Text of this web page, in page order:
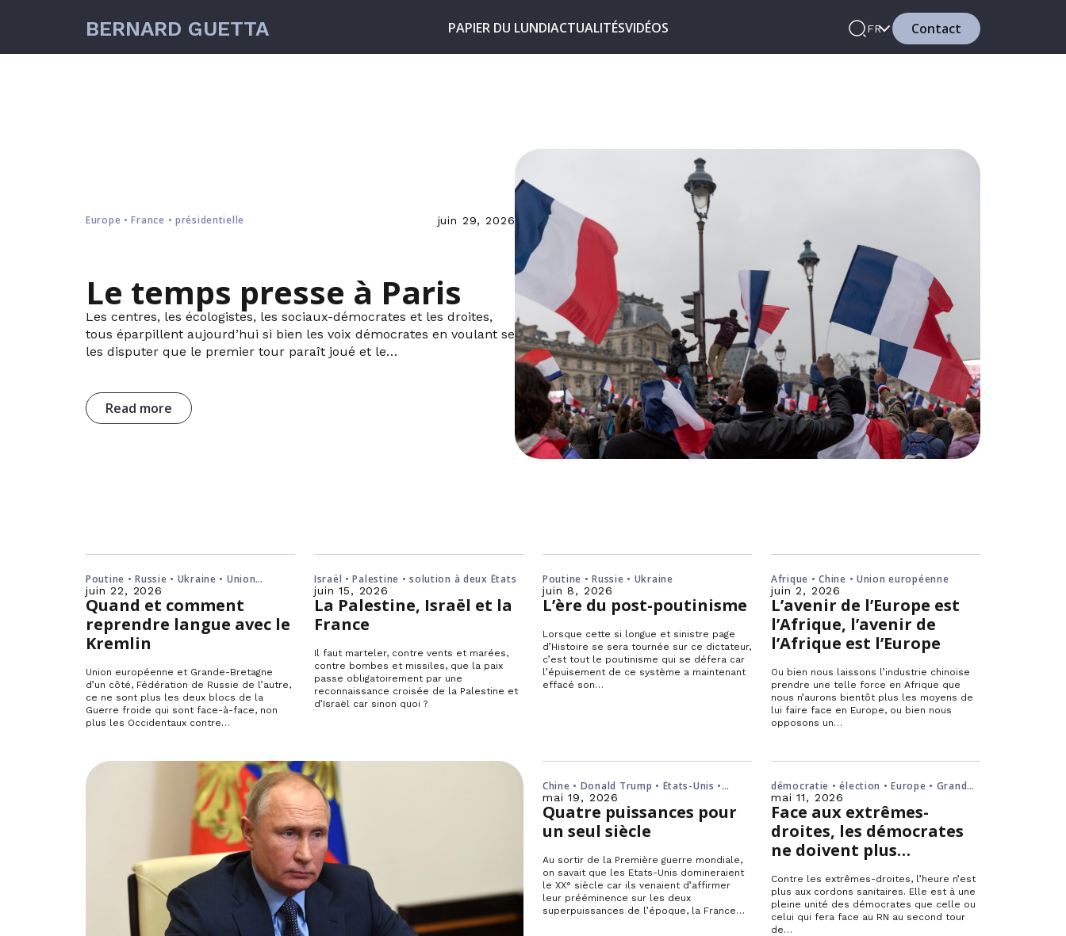
BERNARD GUETTA PAPIER DU LUNDIACTUALITÉSVIDÉOS FR Contact
Europe • France • présidentielle juin 29, 2026
Le temps presse à Paris
Les centres, les écologistes, les sociaux-démocrates et les droites,
tous éparpillent aujourd’hui si bien les voix démocrates en voulant se
les disputer que le premier tour paraît joué et le…
Read more
Poutine • Russie • Ukraine • Union
européenne
juin 22, 2026
Quand et comment
reprendre langue avec le
Kremlin
Union européenne et Grande-Bretagne
d’un côté, Fédération de Russie de l’autre,
ce ne sont plus les deux blocs de la
Guerre froide qui sont face-à-face, non
plus les Occidentaux contre…
Israël • Palestine • solution à deux États
juin 15, 2026
La Palestine, Israël et la
France
Il faut marteler, contre vents et marées,
contre bombes et missiles, que la paix
passe obligatoirement par une
reconnaissance croisée de la Palestine et
d’Israël car sinon quoi ?
Poutine • Russie • Ukraine
juin 8, 2026
L’ère du post-poutinisme
Lorsque cette si longue et sinistre page
d’Histoire se sera tournée sur ce dictateur,
c’est tout le poutinisme qui se défera car
l’épuisement de ce système a maintenant
effacé son…
Afrique • Chine • Union européenne
juin 2, 2026
L’avenir de l’Europe est
l’Afrique, l’avenir de
l’Afrique est l’Europe
Ou bien nous laissons l’industrie chinoise
prendre une telle force en Afrique que
nous n’aurons bientôt plus les moyens de
lui faire face en Europe, ou bien nous
opposons un…
Chine • Donald Trump • États-Unis •
Russie • Union européenne
mai 19, 2026
Quatre puissances pour
un seul siècle
Au sortir de la Première guerre mondiale,
on savait que les Etats-Unis domineraient
le XX° siècle car ils venaient d’affirmer
leur prééminence sur les deux
superpuissances de l’époque, la France…
démocratie • élection • Europe • Grande-
Bretagne
mai 11, 2026
Face aux extrêmes-
droites, les démocrates
ne doivent plus
bloc
Contre les extrêmes-droites, l’heure n’est
plus aux cordons sanitaires. Elle est à une
pleine unité des démocrates que celle ou
celui qui fera face au RN au second tour
de…